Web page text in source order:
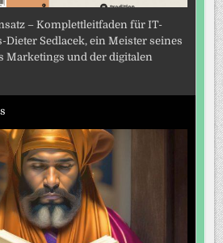
– Komplettleitfaden für IT-
Sedlacek, ein Meister seines
Marketings und der digitalen